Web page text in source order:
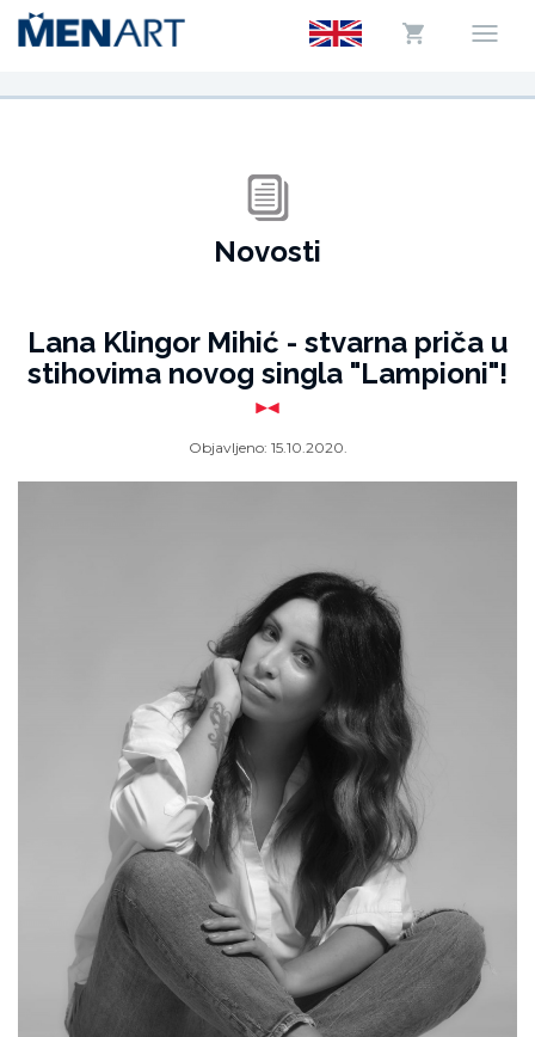
Novosti
Lana Klingor Mihić - stvarna priča u
stihovima novog singla "Lampioni"!
Objavljeno: 15.10.2020.